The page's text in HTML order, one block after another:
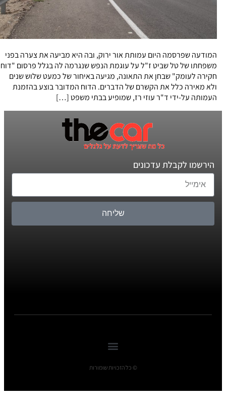
המודעה שפרסמה היום עמותת אור ירוק, ובה היא מביעה את צערה בפני
משפחתו של טל שביט ז"ל על עוגמת הנפש שנגרמה לה בגלל פרסום "דוח
חקירה לעומק" שבחן את התאונה, מגיעה באיחור של כמעט שלוש שנים
ולא מאירה כלל את הקשרם של הדברים. הדוח המדובר בוצע בהזמנת
העמותה על-ידי ד"ר עוזי רז, שמופיע בבתי משפט […]
הירשמו לקבלת עדכונים
שליחה
© כל הזכויות שומורות